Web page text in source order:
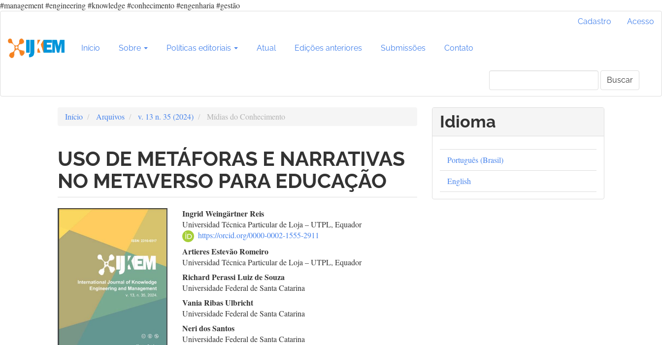
#management #engineering #knowledge #conhecimento #engenharia #gestão
Conteúdo
principal
Barra
Cadastro Acesso
Início Sobre Políticas editoriais Atual Edições anteriores Submissões Contato
Buscar
Início Arquivos v. 13 n. 35 (2024) Mídias do Conhecimento
USO DE METÁFORAS E NARRATIVAS
NO METAVERSO PARA EDUCAÇÃO
lateral
artigos
Conteúdo
do
artigo
principal
Ingrid Weingärtner Reis
Universidad Técnica Particular de Loja – UTPL, Equador
https://orcid.org/0000-0002-1555-2911
Artieres Estevão Romeiro
Universidad Técnica Particular de Loja – UTPL, Equador
Richard Perassi Luiz de Souza
Universidade Federal de Santa Catarina
Vania Ribas Ulbricht
Universidade Federal de Santa Catarina
Neri dos Santos
Universidade Federal de Santa Catarina
Idioma
Português (Brasil)
English